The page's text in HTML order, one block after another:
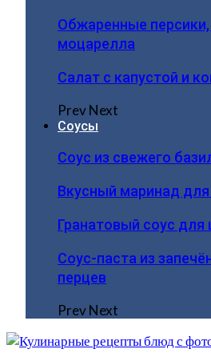
Обжаренные
моцарелла
Салат с капустой и
PrevNext
Соусы
Соус из свежего
Вкусный маринад
Гранатовый соус
Соус-паста из
перцев
PrevNext